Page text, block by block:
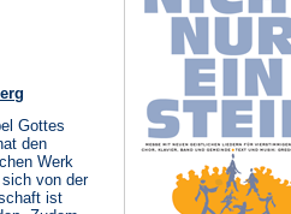
Gottes
den
Werk
von der
ist